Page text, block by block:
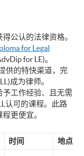
公认的法律资格。
for Legal
for LE)。
供的特快渠道，完
成为律师。
予工作经验、且无需
认可的课程。此路
更便宜。
时间 地点